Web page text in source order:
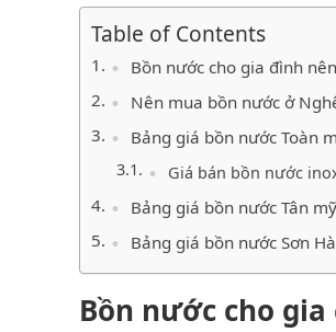
Table of Contents
Bồn nước cho gia đình
Nên mua bồn nước ở
Bảng giá bồn nước Toàn
Giá bán bồn nước
Bảng giá bồn nước Tân
Bảng giá bồn nước Sơn
Bồn nước cho